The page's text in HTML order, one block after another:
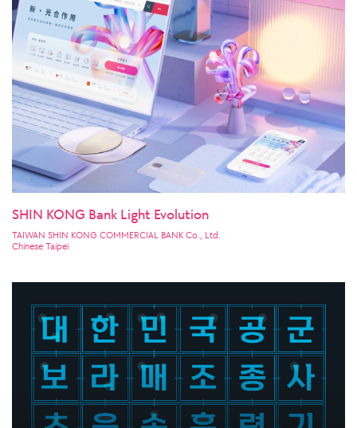
SHIN KONG Bank Light Evolution
TAIWAN SHIN KONG COMMERCIAL BANK Co., Ltd.
Chinese Taipei